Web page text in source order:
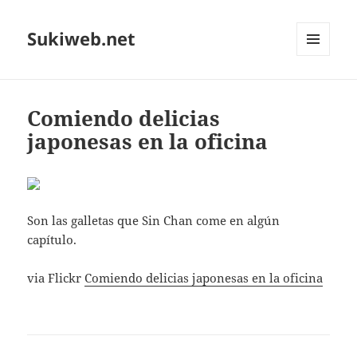
Sukiweb.net
Comiendo delicias
japonesas en la oficina
Son las galletas que Sin Chan come en algún
capítulo.
via FlickrComiendo delicias japonesas en la oficina